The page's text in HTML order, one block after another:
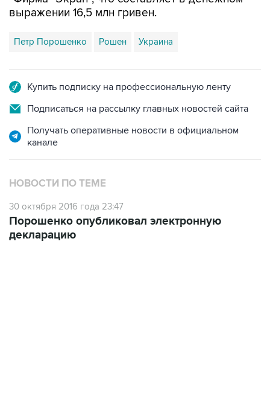
Петр Порошенко Рошен Украина
Подписаться на рассылку главных новостей сайта
Получать оперативные новости в официальном
НОВОСТИ ПО ТЕМЕ
30 октября 2016 года 23:47
декларацию